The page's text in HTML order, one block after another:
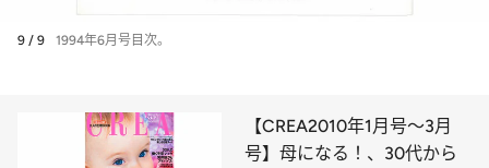
9 / 9 1994年6月号目次。
【CREA2010年1月号～3月
号】母になる！、30代から